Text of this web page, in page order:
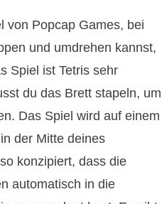
von Popcap Games, bei
und umdrehen kannst,
Spiel ist Tetris sehr
du das Brett stapeln, um
Das Spiel wird auf einem
der Mitte deines
konzipiert, dass die
automatisch in die